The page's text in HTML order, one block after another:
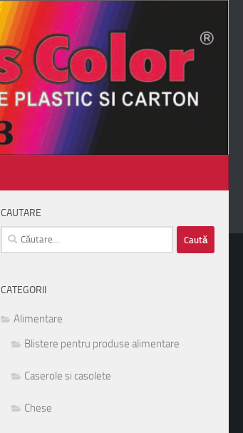
CAUTARE
Caută
după:
CATEGORII
Alimentare
Blistere pentru produse alimentare
Caserole si casolete
Chese